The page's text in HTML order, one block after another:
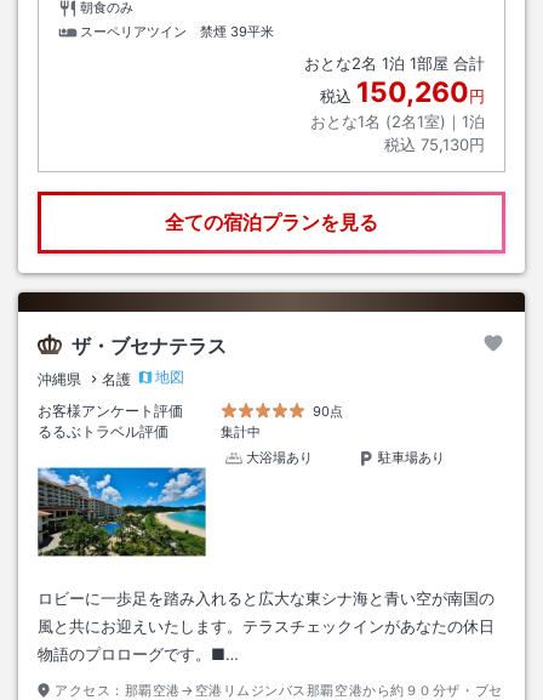
朝食のみ
スーペリアツイン 禁煙 39平米
おとな2名 1泊 1部屋 合計
税込 150,260円
おとな1名 (2名1室)｜ 1泊
税込 75,130円
全ての宿泊プランを見る
ザ・ブセナテラス
沖縄県 名護
地図
お客様アンケート評価
90点
るるぶトラベル評価
集計中
大浴場あり
駐車場あり
ロビーに一歩足を踏み入れると広大な東シナ海と青い空が南国の
風と共にお迎えいたします。テラスチェックインがあなたの休日
物語のプロローグです。■…
アクセス： 那覇空港→空港リムジンバス那覇空港から約９０分ザ・ブセ